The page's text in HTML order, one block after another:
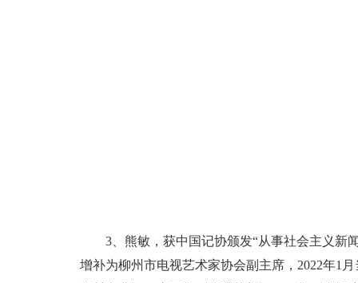
3、熊敏，获中国记协颁发“从事社会主义新
增补为柳州市电视艺术家协会副主席，2022年1